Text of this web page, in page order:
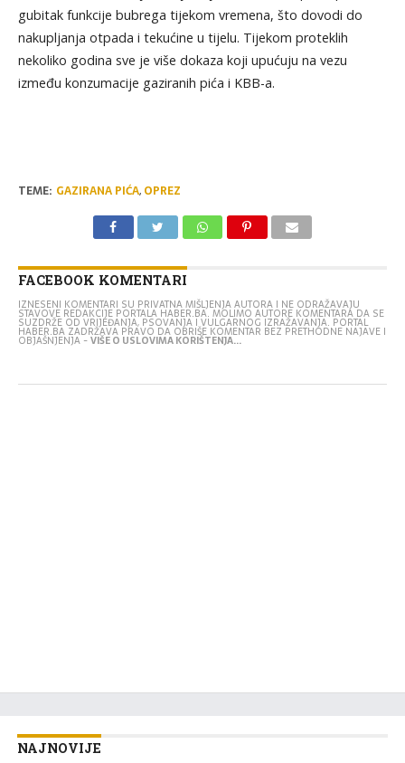
gubitak funkcije bubrega tijekom vremena, što dovodi do
nakupljanja otpada i tekućine u tijelu. Tijekom proteklih
nekoliko godina sve je više dokaza koji upućuju na vezu
između konzumacije gaziranih pića i KBB-a.
TEME: GAZIRANA PIĆA, OPREZ
FACEBOOK KOMENTARI
IZNESENI KOMENTARI SU PRIVATNA MIŠLJENJA AUTORA I NE ODRAŽAVAJU
STAVOVE REDAKCIJE PORTALA HABER.BA. MOLIMO AUTORE KOMENTARA DA SE
SUZDRŽE OD VRIJEĐANJA, PSOVANJA I VULGARNOG IZRAŽAVANJA. PORTAL
HABER.BA ZADRŽAVA PRAVO DA OBRIŠE KOMENTAR BEZ PRETHODNE NAJAVE I
OBJAŠNJENJA -VIŠE O USLOVIMA KORIŠTENJA...
NAJNOVIJE